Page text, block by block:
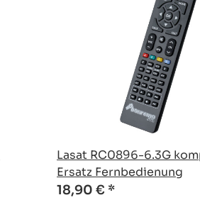
Lasat RC0896-6.3G
Ersatz Fernbedienung
18,90 € *